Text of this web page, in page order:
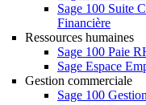
Sage 100 Suite
Financière
Ressources humaines
Sage 100 Paie
Sage Espace
Gestion commerciale
Sage 100